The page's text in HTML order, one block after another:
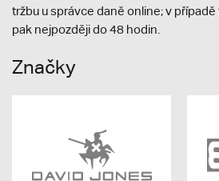
tržbu u správce daně online; v
pak nejpozději do 48 hodin.
Značky